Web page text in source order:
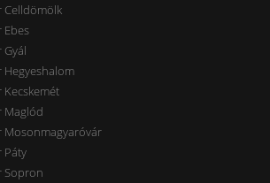
Celldömölk
Ebes
Hegyeshalom
Maglód
Mosonmagyaróvár
Páty
Sopron